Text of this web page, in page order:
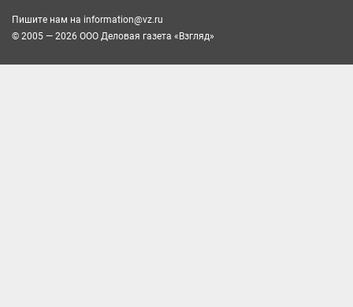
Пишите нам на information@vz.ru
© 2005 — 2026 ООО Деловая газета «Взгляд»